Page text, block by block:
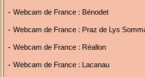
-Webcam de France : Bénodet
-Webcam de France : Praz de Lys
-Webcam de France : Réallon
-Webcam de France : Lacanau